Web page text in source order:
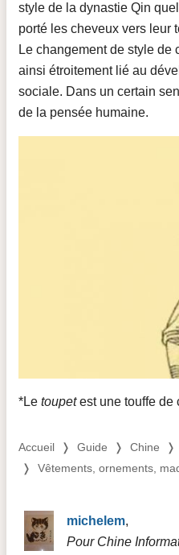
style de la dynastie Qin
porté les cheveux vers leur
Le changement de style de
ainsi étroitement lié au
sociale. Dans un certain
de la pensée humaine.
*Le toupetest une touffe de
Accueil ❭ Guide ❭ Chine ❭
❭ Vêtements, ornements,
michelem,
Pour Chine